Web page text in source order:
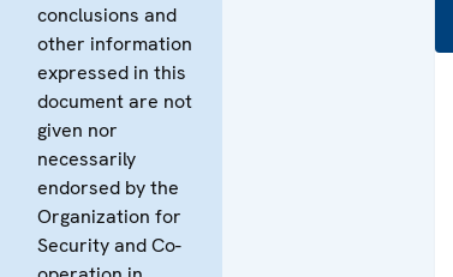
conclusions and
other information
expressed in this
document are not
given nor
necessarily
endorsed by the
Organization for
Security and Co-